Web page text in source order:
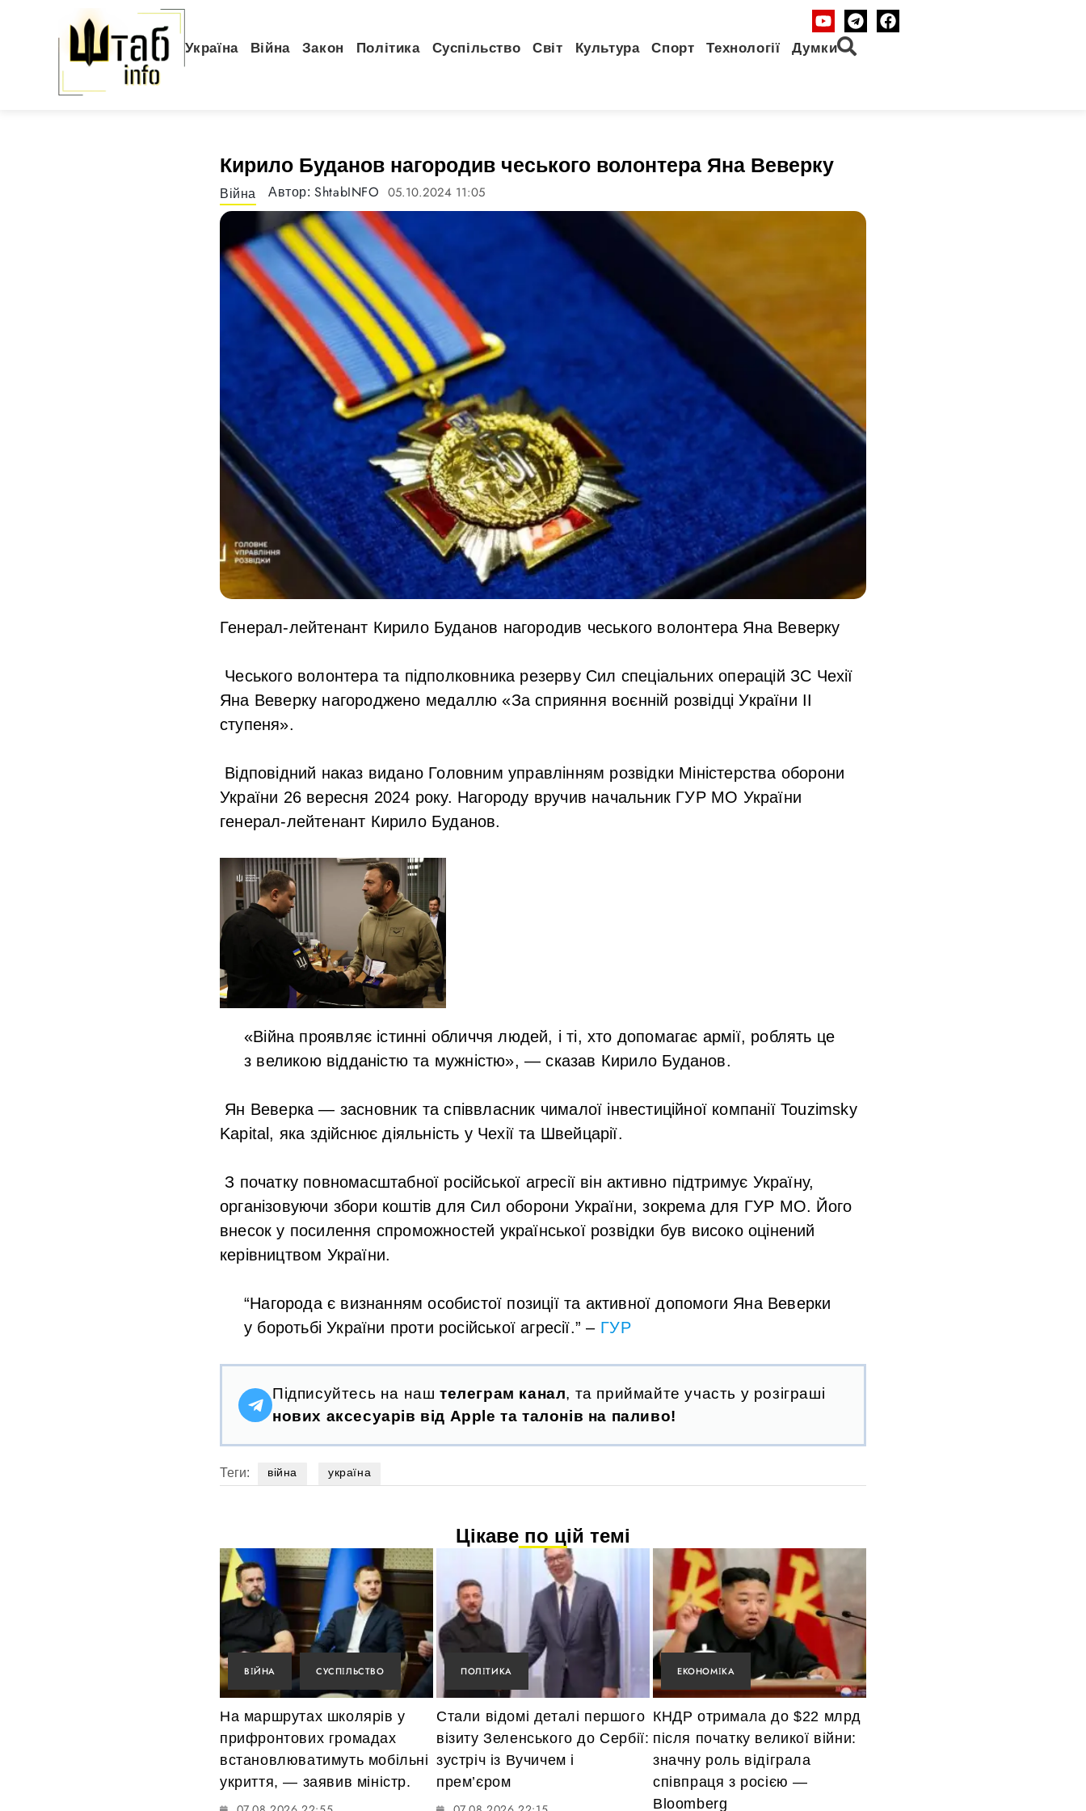
Україна Війна Закон Політика Суспільство Світ Культура Спорт Технології Думки
Кирило Буданов нагородив чеського волонтера Яна Веверку
Війна Автор:ShtabINFO 05.10.2024 11:05
Генерал-лейтенант Кирило Буданов нагородив чеського волонтера Яна Веверку
Чеського волонтера та підполковника резерву Сил спеціальних операцій ЗС Чехії
Яна Веверку нагороджено медаллю «За сприяння воєнній розвідці України ІІ
ступеня».
Відповідний наказ видано Головним управлінням розвідки Міністерства оборони
України 26 вересня 2024 року. Нагороду вручив начальник ГУР МО України
генерал-лейтенант Кирило Буданов.
«Війна проявляє істинні обличчя людей, і ті, хто допомагає армії, роблять це
з великою відданістю та мужністю», ― сказав Кирило Буданов.
Ян Веверка ― засновник та співвласник чималої інвестиційної компанії Touzimsky
Kapital, яка здійснює діяльність у Чехії та Швейцарії.
З початку повномасштабної російської агресії він активно підтримує Україну,
організовуючи збори коштів для Сил оборони України, зокрема для ГУР МО. Його
внесок у посилення спроможностей української розвідки був високо оцінений
керівництвом України.
“Нагорода є визнанням особистої позиції та активної допомоги Яна Веверки
у боротьбі України проти російської агресії.” – ГУР
Підписуйтесь на наш телеграм канал, та приймайте участь у розіграші
нових аксесуарів від Apple та талонів на паливо!
Теги: війна україна
Цікаве по цій темі
ВІЙНА СУСПІЛЬСТВО
На маршрутах школярів у
прифронтових громадах
встановлюватимуть мобільні
укриття, — заявив міністр.
ПОЛІТИКА
Стали відомі деталі першого
візиту Зеленського до Сербії:
зустріч із Вучичем і
прем’єром
ЕКОНОМІКА
КНДР отримала до $22 млрд
після початку великої війни:
значну роль відіграла
співпраця з росією —
Bloomberg